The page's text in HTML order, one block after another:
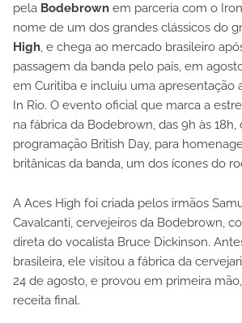
pela Bodebrown em parceria com o
nome de um dos grandes clássicos do
High, e chega ao mercado brasileiro
passagem da banda pelo país, em
em Curitiba e incluiu uma apresentação
In Rio. O evento oficial que marca a
na fábrica da Bodebrown, das 9h às 18h,
programação British Day, para
britânicas da banda, um dos ícones do
A Aces High foi criada pelos irmãos
Cavalcanti, cervejeiros da Bodebrown,
direta do vocalista Bruce Dickinson.
brasileira, ele visitou a fábrica da
24 de agosto, e provou em primeira
receita final.